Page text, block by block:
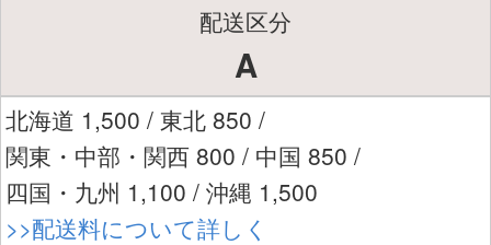
配送区分
A
北海道 1,500 / 東北 850 /
関東・中部・関西 800 / 中国 850 /
四国・九州 1,100 / 沖縄 1,500
>>配送料について詳しく